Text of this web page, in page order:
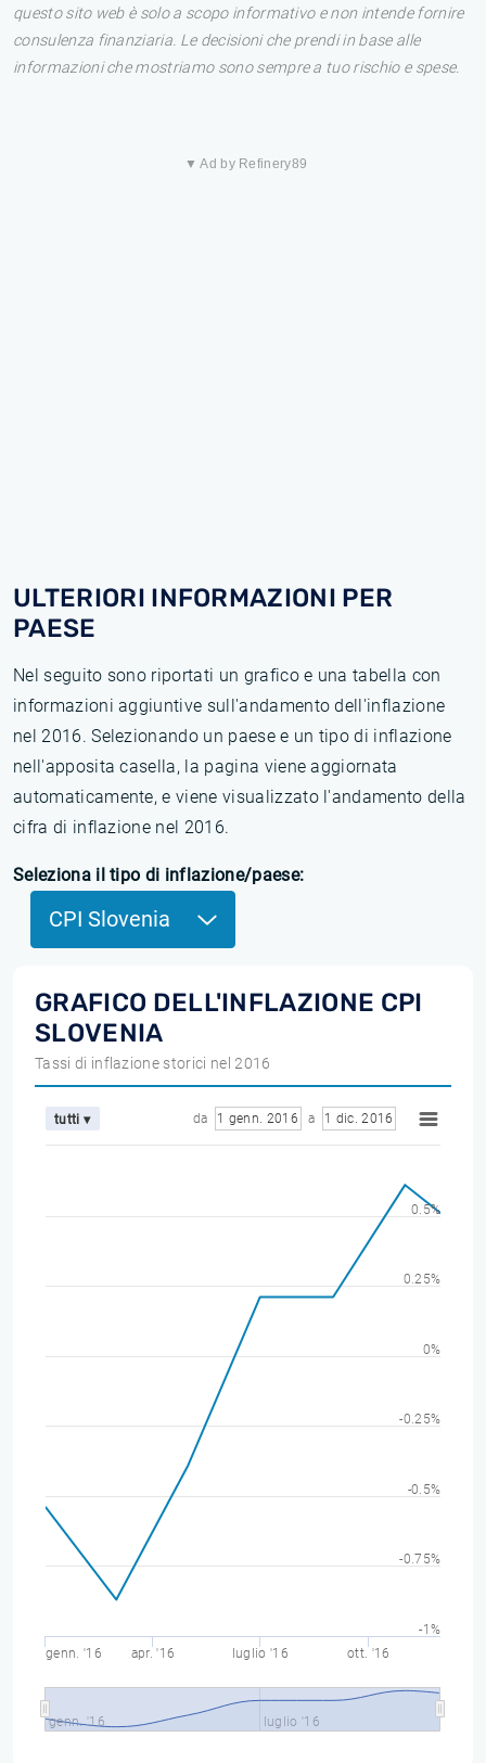
questo sito web è solo a scopo informativo e non intende fornire
consulenza finanziaria. Le decisioni che prendi in base alle
informazioni che mostriamo sono sempre a tuo rischio e spese.
▼ Ad by Refinery89
ULTERIORI INFORMAZIONI PER
PAESE
Nel seguito sono riportati un grafico e una tabella con
informazioni aggiuntive sull'andamento dell'inflazione
nel 2016. Selezionando un paese e un tipo di inflazione
nell'apposita casella, la pagina viene aggiornata
automaticamente, e viene visualizzato l'andamento della
cifra di inflazione nel 2016.
Seleziona il tipo di inflazione/paese:
CPI Slovenia
GRAFICO DELL'INFLAZIONE CPI
SLOVENIA
Tassi di inflazione storici nel 2016
tutti ▾ da 1 genn. 2016 a 1 dic. 2016
genn. '16 apr. '16 luglio '16 ott. '16
genn. '16 luglio '16
-1%
-0.75%
-0.5%
-0.25%
0%
0.25%
0.5%